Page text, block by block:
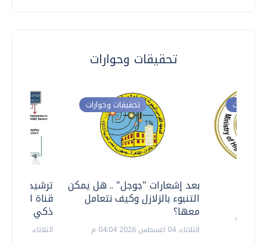
تحقيقات وحوارات
ترشيدا
قناة
ذكي
الثلاثاء، 14 يوليو 2026 06:11 م
تحقيقات وحوارات
بعد إشعارات "جوجل" .. هل يمكن
التنبوء بالزلازل وكيف نتعامل
معها؟
الثلاثاء، 04 اغسطس 2026 04:04 م
وحوارات